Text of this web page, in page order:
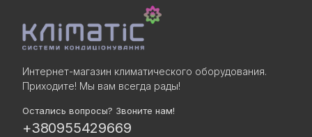
Интернет-магазин климатического оборудования.
Приходите! Мы вам всегда рады!
Остались вопросы? Звоните нам!
+380955429669